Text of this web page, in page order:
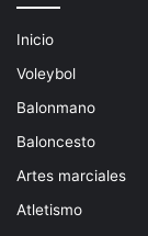
Inicio
Voleybol
Balonmano
Baloncesto
Artes marciales
Atletismo